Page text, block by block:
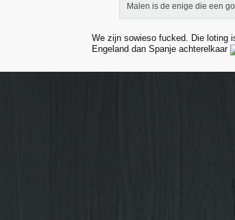
Malen is de enige die een
We zijn sowieso fucked. Die loting
Engeland dan Spanje achterelkaar